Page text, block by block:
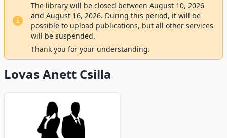
The library will be closed between August 10, 2026
and August 16, 2026. During this period, it will be
possible to upload publications, but all other services
will be suspended.
Thank you for your understanding.
Lovas Anett Csilla